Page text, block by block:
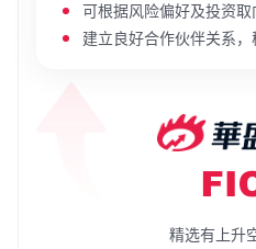
可根据风险偏好及投资
建立良好合作伙伴关系
精选有上升